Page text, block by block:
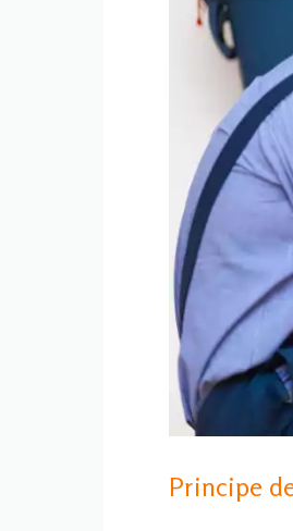
Principe